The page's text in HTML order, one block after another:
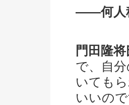
――何人
門田隆将
で、自
いても
いいの